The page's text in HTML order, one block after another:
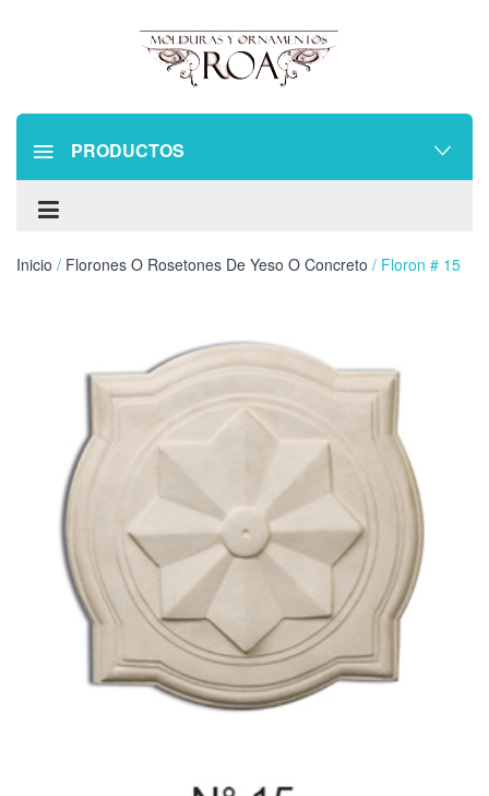
PRODUCTOS
Inicio / Florones O Rosetones De Yeso O Concreto / Floron # 15